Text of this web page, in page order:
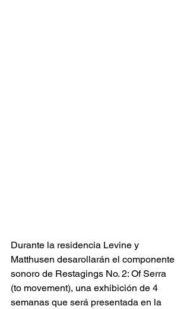
Durante la residencia Levine y
Matthusen desarollarán el componente
sonoro de Restagings No. 2: Of Serra
(to movement), una exhibición de 4
semanas que será presentada en la